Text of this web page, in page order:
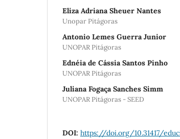
Eliza Adriana Sheuer Nantes
Unopar Pitágoras
Antonio Lemes Guerra Junior
UNOPAR Pitágoras
Ednéia de Cássia Santos Pinho
UNOPAR Pitágoras
Juliana Fogaça Sanches Simm
UNOPAR Pitágoras - SEED
DOI: https://doi.org/10.31417/